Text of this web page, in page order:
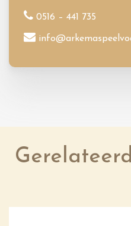
0516 – 441 735